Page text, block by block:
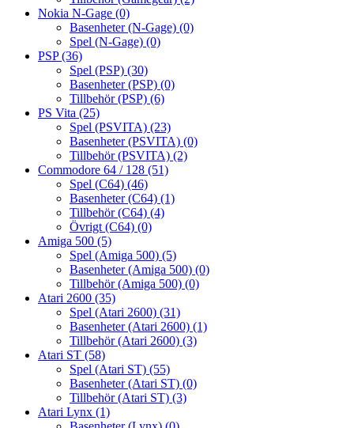
Nokia N-Gage (0)
Basenheter (N-Gage) (0)
Spel (N-Gage) (0)
PSP(36)
Spel (PSP) (30)
Basenheter (PSP) (0)
Tillbehör (PSP) (6)
PS Vita (25)
Spel (PSVITA) (23)
Basenheter (PSVITA) (0)
Tillbehör (PSVITA) (2)
Commodore 64 / 128 (51)
Spel (C64) (46)
Basenheter (C64) (1)
Tillbehör (C64) (4)
Övrigt (C64) (0)
Amiga 500 (5)
Spel (Amiga 500) (5)
Basenheter (Amiga 500) (0)
Tillbehör (Amiga 500) (0)
Atari 2600 (35)
Spel (Atari 2600) (31)
Basenheter (Atari 2600) (1)
Tillbehör (Atari 2600) (3)
Atari ST (58)
Spel (Atari ST) (55)
Basenheter (Atari ST) (0)
Tillbehör (Atari ST) (3)
Atari Lynx (1)